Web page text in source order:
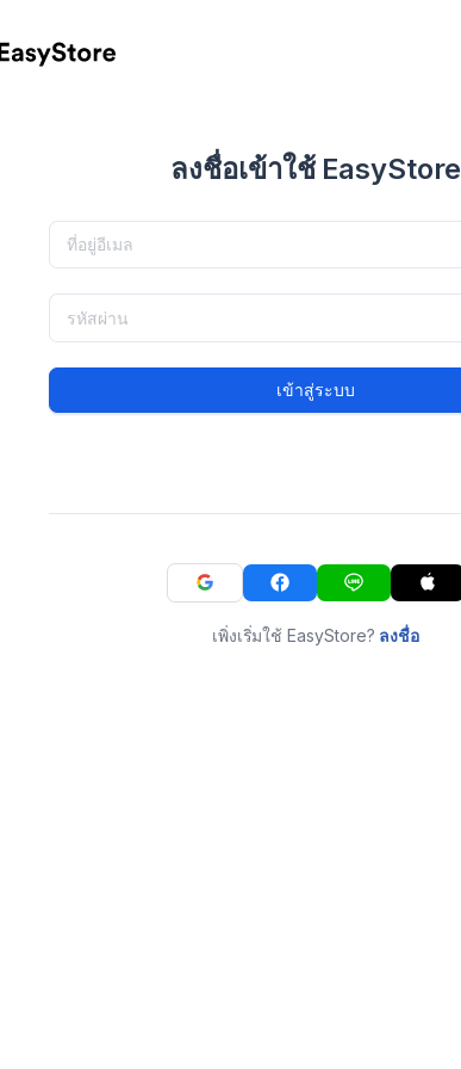
ลงชื่อเข้าใช้ EasyStore
เข้าสู่ระบบ
เพิ่งเริ่มใช้ EasyStore? ลงชื่อ